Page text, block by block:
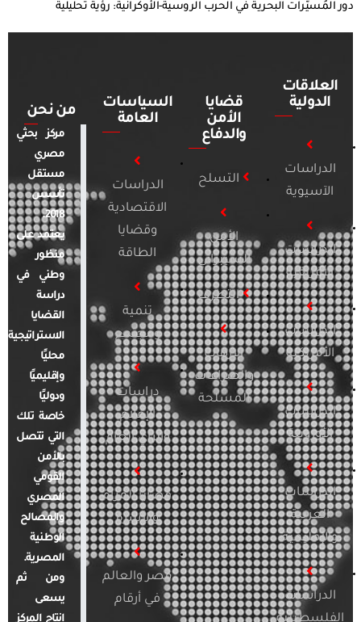
دور المُسيّرات البحرية في الحرب الروسية-الأوكرانية: رؤية تحليلية
العلاقات
الدولية
الدراسات
الآسيوية
الدراسات
الأفريقية
الدراسات
الأمريكية
الدراسات
الأوروبية
الدراسات
العربية
والإقليمية
الدراسات
قضايا
الأمن
والدفاع
التسلح
الأمن
السيبراني
التطرف
الإرهاب
والصراعات
المسلحة
السياسات
العامة
الدراسات
الاقتصادية
وقضايا
الطاقة
تنمية
ومجتمع
دراسات
الإعلام
والرأي العام
قضايا المرأة
والأسرة
مصر والعالم
في أرقام
من نحن
مركز بحثي
مصري
مستقل
تأسس
2018.
يعتمد على
منظور
وطني في
دراسة
القضايا
الاستراتيجية
محليًا
وإقليميًا
ودوليًا
خاصة تلك
التي تتصل
بالأمن
القومي
المصري
والمصالح
الوطنية
المصرية.
ومن ثم
يسعى
إنتاج المركز